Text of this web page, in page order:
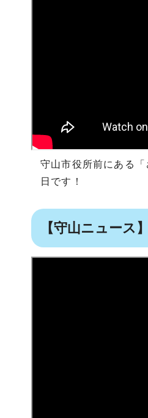
守山市役所前にある
日です！
【守山ニュー